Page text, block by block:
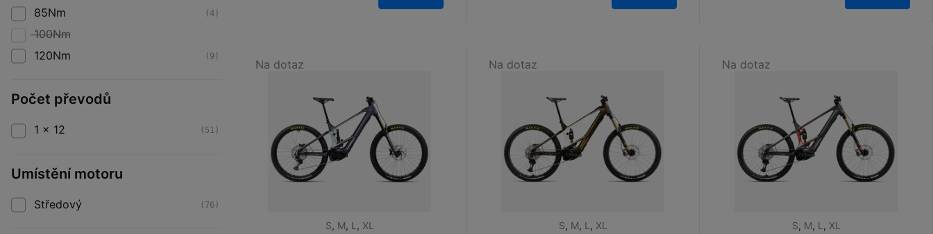
Na dotaz
S, M, L , XL
Na dotaz
S, M, L , XL
Na dotaz
S, M, L , XL
85Nm
(4)
100Nm
120Nm
(9)
Počet převodů
1 x 12 (51)
Umístění motoru
Středový (76)